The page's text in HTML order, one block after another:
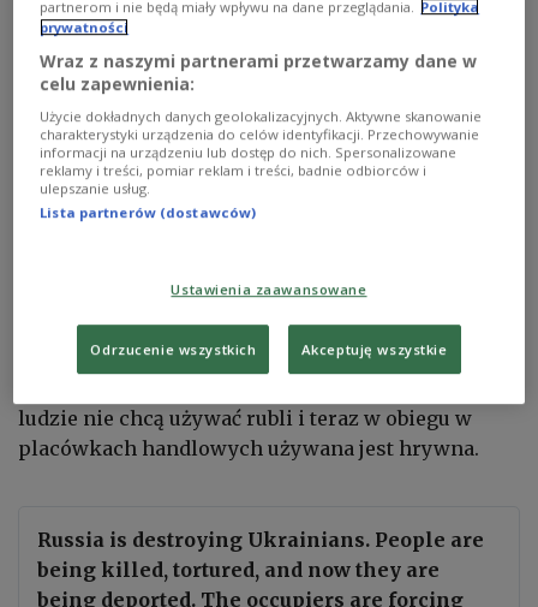
przez Rosję miast w na południu Ukrainy, zaczęli
pozbywać się rosyjskich rubli, spodziewając się
wyzwolenia tych terenów przez siły ukraińskie –
powiedział w niedzielę lojalny wobec władz w
Kijowiemer Melitopola Iwan Fedorow.
"Wszyscy zdają sobie sprawę, że deokupacja
cytowany przez agencję Ukrinform. Jak mówił, w
Chersoniu "stacje benzynowe w ogóle odmawiają
przyjmowania pieniędzy rosyjskich, taka sama
ludzie nie chcą używać rubli i teraz w obiegu w
placówkach handlowych używana jest hrywna.
Russia is destroying Ukrainians. People are
being killed, tortured, and now they are
being deported. The occupiers are forcing
partnerom i nie będą miały wpływu na dane przeglądania. Polityka
prywatności
Wraz z naszymi partnerami przetwarzamy dane w
celu zapewnienia:
Użycie dokładnych danych geolokalizacyjnych. Aktywne skanowanie
charakterystyki urządzenia do celów identyfikacji. Przechowywanie
informacji na urządzeniu lub dostęp do nich. Spersonalizowane
reklamy i treści, pomiar reklam i treści, badnie odbiorców i
ulepszanie usług.
Lista partnerów (dostawców)
Ustawienia zaawansowane
Odrzucenie wszystkich Akceptuję wszystkie